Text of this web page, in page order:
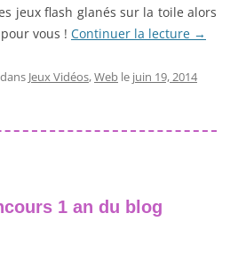
jeux flash glanés sur la toile alors
vous ! Continuer la lecture →
Jeux Vidéos,Web le juin 19, 2014
1 an du blog